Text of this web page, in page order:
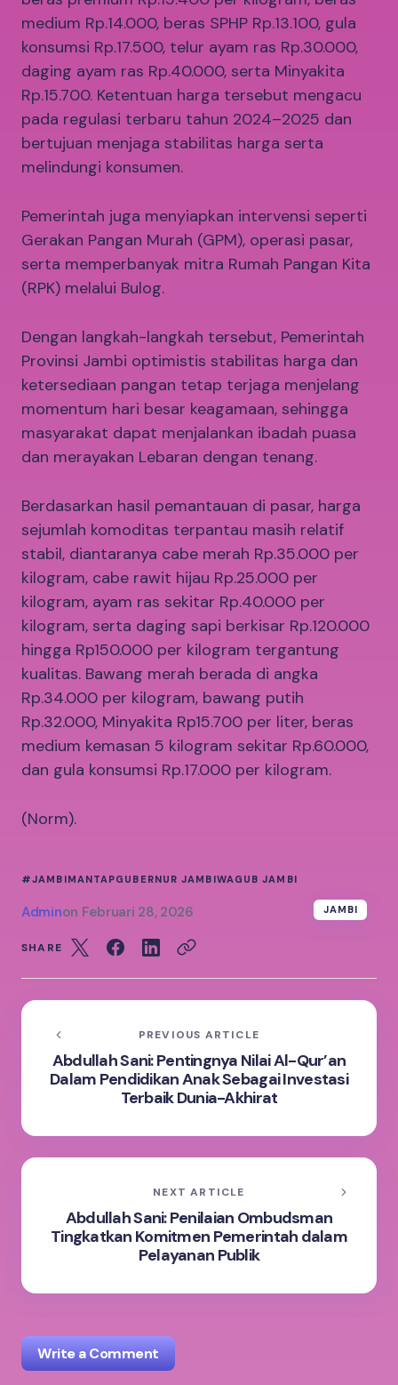
medium Rp.14.000, beras SPHP Rp.13.100, gula
konsumsi Rp.17.500, telur ayam ras Rp.30.000,
daging ayam ras Rp.40.000, serta Minyakita
Rp.15.700. Ketentuan harga tersebut mengacu
pada regulasi terbaru tahun 2024–2025 dan
bertujuan menjaga stabilitas harga serta
melindungi konsumen.
Pemerintah juga menyiapkan intervensi seperti
Gerakan Pangan Murah (GPM), operasi pasar,
serta memperbanyak mitra Rumah Pangan Kita
(RPK) melalui Bulog.
Dengan langkah-langkah tersebut, Pemerintah
Provinsi Jambi optimistis stabilitas harga dan
ketersediaan pangan tetap terjaga menjelang
momentum hari besar keagamaan, sehingga
masyarakat dapat menjalankan ibadah puasa
dan merayakan Lebaran dengan tenang.
Berdasarkan hasil pemantauan di pasar, harga
sejumlah komoditas terpantau masih relatif
stabil, diantaranya cabe merah Rp.35.000 per
kilogram, cabe rawit hijau Rp.25.000 per
kilogram, ayam ras sekitar Rp.40.000 per
kilogram, serta daging sapi berkisar Rp.120.000
hingga Rp150.000 per kilogram tergantung
kualitas. Bawang merah berada di angka
Rp.34.000 per kilogram, bawang putih
Rp.32.000, Minyakita Rp15.700 per liter, beras
medium kemasan 5 kilogram sekitar Rp.60.000,
dan gula konsumsi Rp.17.000 per kilogram.
(Norm).
#JAMBIMANTAPGUBERNUR JAMBIWAGUB JAMBI
Adminon Februari 28, 2026 JAMBI
SHARE
PREVIOUS ARTICLE
Abdullah Sani: Pentingnya Nilai Al-Qur’an
Dalam Pendidikan Anak Sebagai Investasi
Terbaik Dunia-Akhirat
NEXT ARTICLE
Abdullah Sani: Penilaian Ombudsman
Tingkatkan Komitmen Pemerintah dalam
Pelayanan Publik
Write a Comment